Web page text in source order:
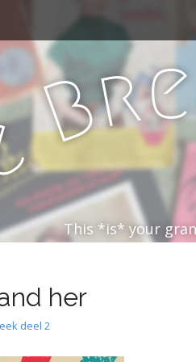
Bre
This *is* your
her
deel 2